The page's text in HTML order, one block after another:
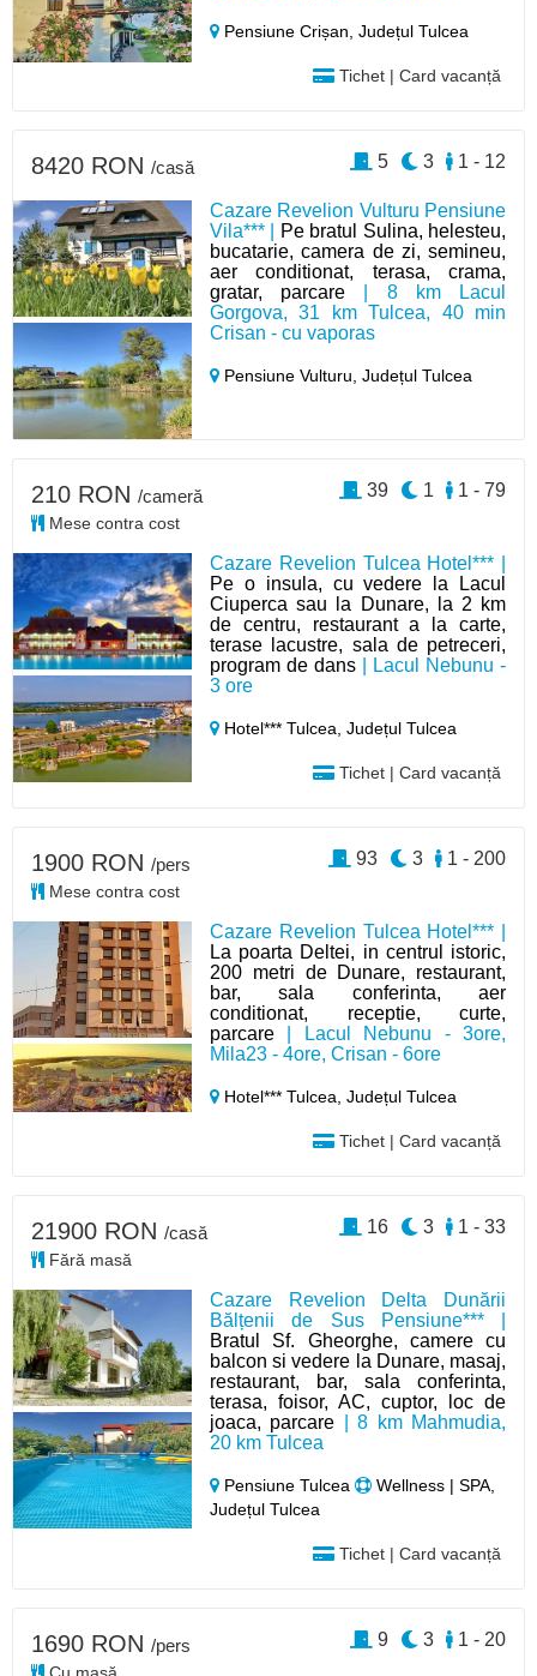
Pensiune Crișan,Județul Tulcea
Tichet | Card vacanță
Cazare Revelion Vulturu Pensiune
Vila*** |
Pe bratul Sulina, helesteu,
bucatarie, camera de zi, semineu,
aer conditionat, terasa, crama,
gratar, parcare | 8 km Lacul
Gorgova, 31 km Tulcea, 40 min
Crisan - cu vaporas
Pensiune Vulturu,Județul Tulcea
8420 RON /casă 1 - 12
3
5
Cazare Revelion Tulcea Hotel*** |
Pe o insula, cu vedere la Lacul
Ciuperca sau la Dunare, la 2 km
de centru, restaurant a la carte,
terase lacustre, sala de petreceri,
program de dans | Lacul Nebunu -
3 ore
Hotel*** Tulcea,Județul Tulcea
Tichet | Card vacanță
210 RON /cameră
Mese contra cost
1 - 79
1
39
Cazare Revelion Tulcea Hotel*** |
La poarta Deltei, in centrul istoric,
200 metri de Dunare, restaurant,
bar, sala conferinta, aer
conditionat, receptie, curte,
parcare | Lacul Nebunu - 3ore,
Mila23 - 4ore, Crisan - 6ore
Hotel*** Tulcea,Județul Tulcea
Tichet | Card vacanță
1900 RON /pers
Mese contra cost
1 - 200
3
93
Cazare Revelion Delta Dunării
Bălțenii de Sus Pensiune*** |
Bratul Sf. Gheorghe, camere cu
balcon si vedere la Dunare, masaj,
restaurant, bar, sala conferinta,
terasa, foisor, AC, cuptor, loc de
joaca, parcare | 8 km Mahmudia,
20 km Tulcea
Pensiune Tulcea
Wellness | SPA,
Județul Tulcea
Tichet | Card vacanță
21900 RON /casă
Fără masă
1 - 33
3
16
1690 RON /pers
Cu masă
1 - 20
3
9